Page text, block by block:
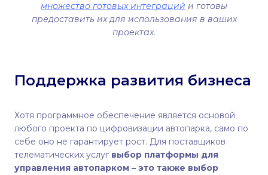
множество готовых интеграций и готовы
предоставить их для использования в ваших
проектах.
Поддержка развития бизнеса
Хотя программное обеспечение является основой
любого проекта по цифровизации автопарка, само по
себе оно не гарантирует рост. Для поставщиков
телематических услуг выбор платформы для
управления автопарком – это также выбор